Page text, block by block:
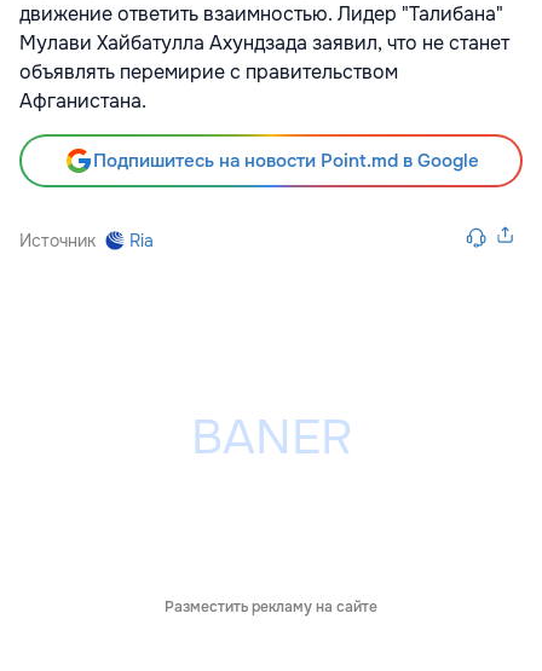
движение ответить взаимностью. Лидер "Талибана"
Мулави Хайбатулла Ахундзада заявил, что не станет
объявлять перемирие с правительством
Афганистана.
Подпишитесь на новости Point.md в Google
Источник Ria
Разместить рекламу на сайте